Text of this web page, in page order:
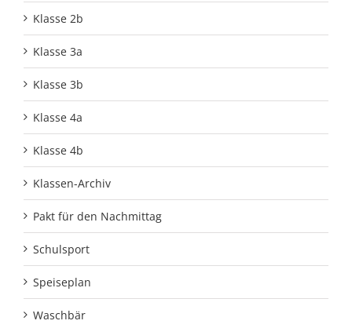
Klasse 2b
Klasse 3a
Klasse 3b
Klasse 4a
Klasse 4b
Klassen-Archiv
Pakt für den Nachmittag
Schulsport
Speiseplan
Waschbär